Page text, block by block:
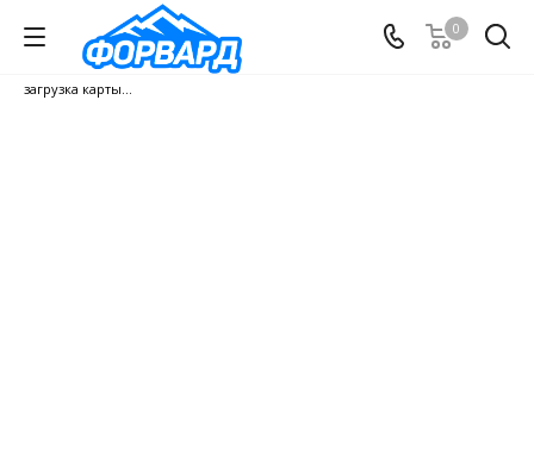
0
загрузка карты...